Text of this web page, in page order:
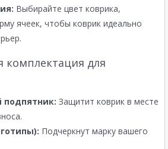
Выбирайте цвет коврика,
ячеек, чтобы коврик идеально
комплектация для
подпятник: Защитит коврик в месте
Подчеркнут марку вашего